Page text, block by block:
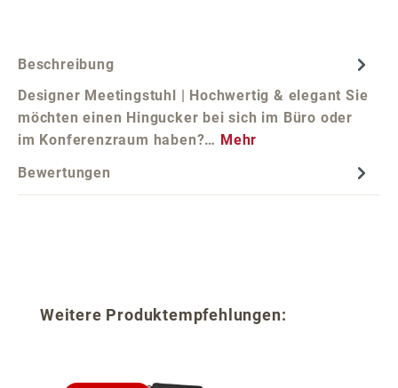
Beschreibung
Designer Meetingstuhl | Hochwertig & elegant Sie
möchten einen Hingucker bei sich im Büro oder
im Konferenzraum haben?… Mehr
Bewertungen
Produktgalerie überspringen
Weitere Produktempfehlungen: